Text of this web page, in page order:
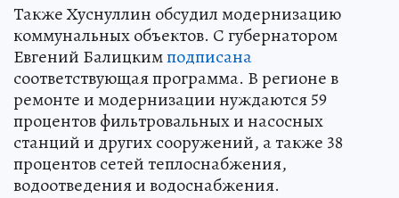
Также Хуснуллин обсудил модернизацию
коммунальных объектов. С губернатором
Евгений Балицкимподписана
соответствующая программа. В регионе в
ремонте и модернизации нуждаются 59
процентов фильтровальных и насосных
станций и других сооружений, а также 38
процентов сетей теплоснабжения,
водоотведения и водоснабжения.